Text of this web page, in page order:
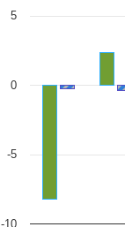
-10
-5
0
5